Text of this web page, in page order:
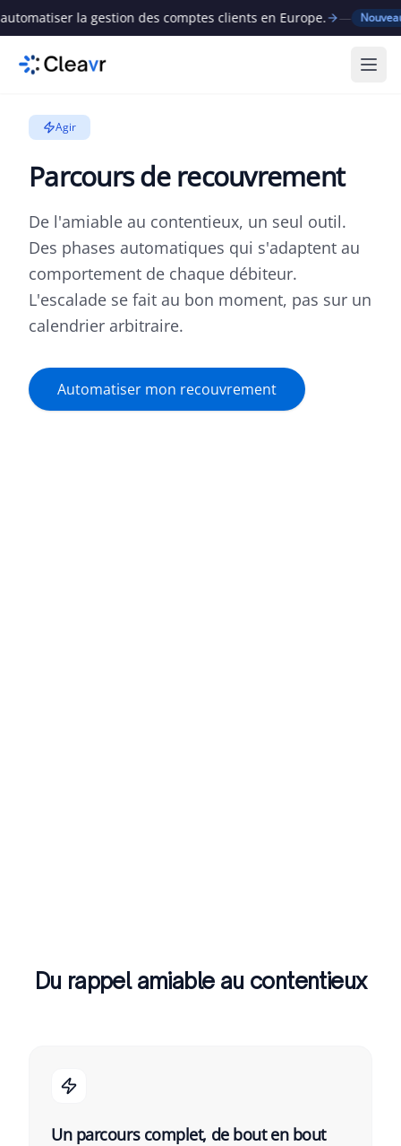
la gestion des comptes clients en Europe. — Nouveau
Agir
Parcours de recouvrement
De l'amiable au contentieux, un seul outil.
Des phases automatiques qui s'adaptent au
comportement de chaque débiteur.
L'escalade se fait au bon moment, pas sur un
calendrier arbitraire.
Automatiser mon recouvrement
Du rappel amiable au contentieux
Un parcours complet, de bout en bout